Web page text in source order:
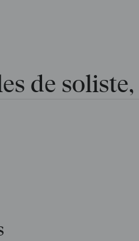
de